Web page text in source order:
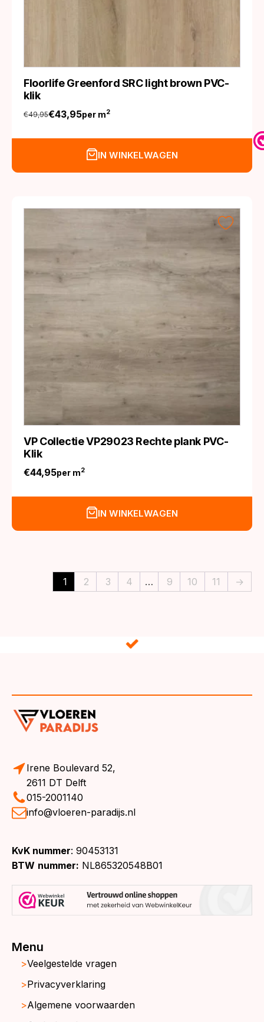
Floorlife Greenford SRC light brown PVC-
klik
€49,95
Oorspronkelijke
prijs
€43,95
Huidige
prijs
per m2
IN WINKELWAGEN
VP Collectie VP29023 Rechte plank PVC-
Klik
€44,95per m2
IN WINKELWAGEN
1 2 3 4 … 9 10 11 →
Irene Boulevard 52,
2611 DT Delft
015-2001140
info@vloeren-paradijs.nl
KvK nummer: 90453131
BTW nummer: NL865320548B01
Menu
Veelgestelde vragen
Privacyverklaring
Algemene voorwaarden